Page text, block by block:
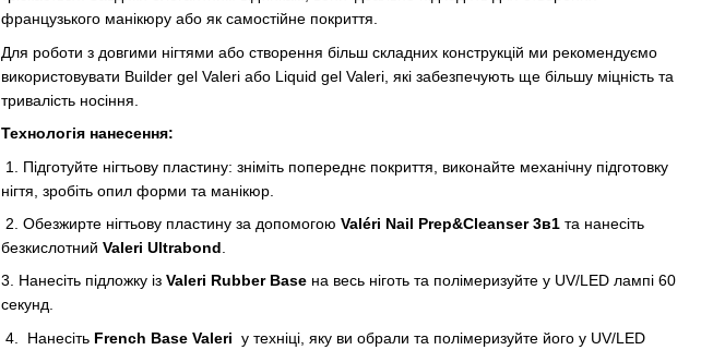
французького манікюру або як самостійне покриття.
Для роботи з довгими нігтями або створення більш складних конструкцій ми рекомендуємо
використовувати Builder gel Valeri або Liquid gel Valeri, які забезпечують ще більшу міцність та
тривалість носіння.
Технологія нанесення:
1. Підготуйте нігтьову пластину: зніміть попереднє покриття, виконайте механічну підготовку
нігтя, зробіть опил форми та манікюр.
2. Обезжирте нігтьову пластину за допомогою Valéri Nail Prep&Cleanser 3в1 та нанесіть
безкислотний Valeri Ultrabond
3. Нанесіть підложку із Valeri Rubber Base на весь ніготь та полімеризуйте у UV/LED лампі 60
секунд.
4. Нанесіть French Base Valeri у техніці, яку ви обрали та полімеризуйте його у UV/LED